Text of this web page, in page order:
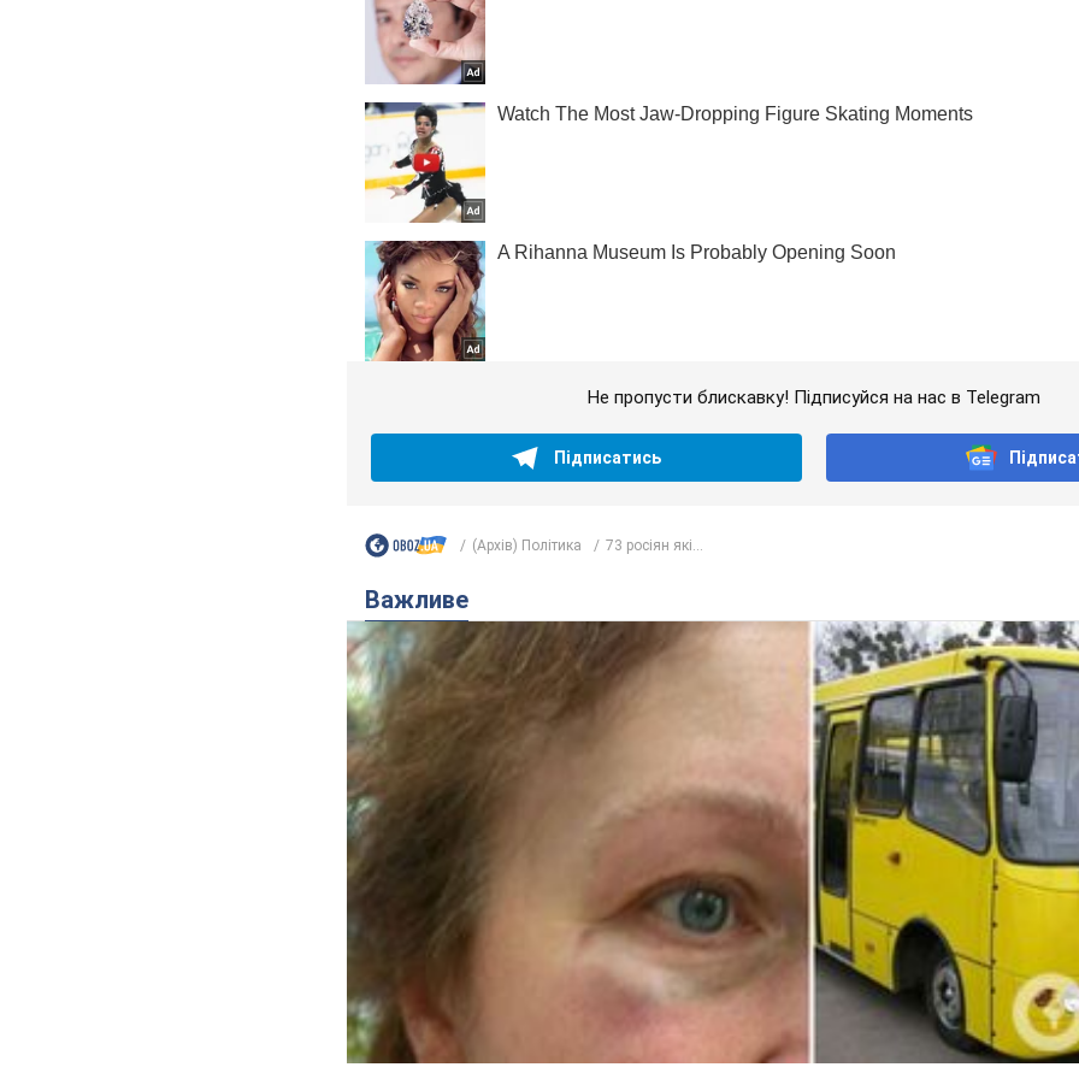
Не пропусти блискавку! Підписуйся на нас в Telegram
Підписатись
(Архів) Політика 73 росіян які...
Важливе